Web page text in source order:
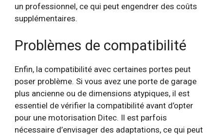
un professionnel, ce qui peut engendrer des coûts
supplémentaires.
Problèmes de compatibilité
Enfin, la compatibilité avec certaines portes peut
poser problème. Si vous avez une porte de garage
plus ancienne ou de dimensions atypiques, il est
essentiel de vérifier la compatibilité avant d’opter
pour une motorisation Ditec. Il est parfois
nécessaire d’envisager des adaptations, ce qui peut